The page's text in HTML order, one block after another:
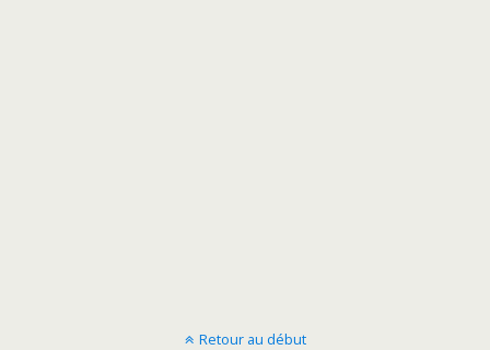
Retour au début